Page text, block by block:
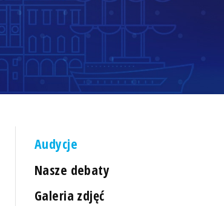
Audycje
Nasze debaty
Galeria zdjęć